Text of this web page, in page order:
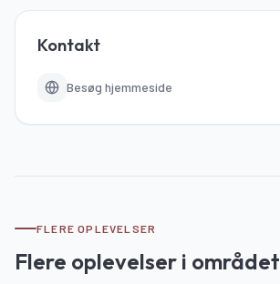
Kontakt
Besøg hjemmeside
FLERE OPLEVELSER
Flere oplevelser i området